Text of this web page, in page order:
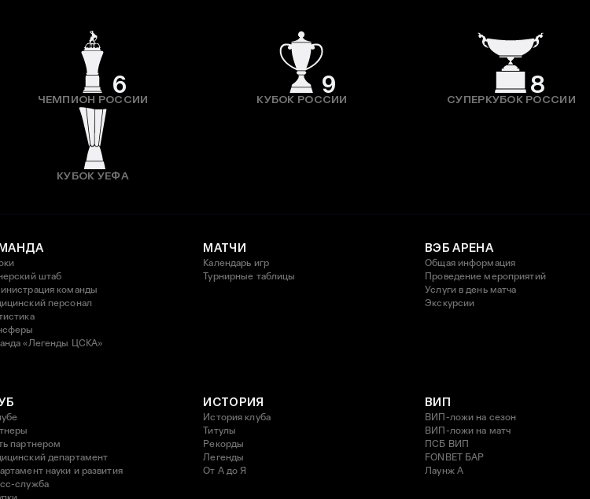
6
ЧЕМПИОН РОССИИ
9
КУБОК РОССИИ
8
СУПЕРКУБОК РОССИИ
КУБОК УЕФА
штаб
команды
персонал
«Легенды ЦСКА»
МАТЧИ
Календарь игр
Турнирные таблицы
ВЭБ АРЕНА
Общая информация
Проведение мероприятий
Услуги в день матча
Экскурсии
партнером
департамент
науки и развития
служба
ИСТОРИЯ
История клуба
Титулы
Рекорды
Легенды
От А до Я
ВИП
ВИП-ложи на сезон
ВИП-ложи на матч
ПСБ ВИП
FONBET БАР
Лаунж A